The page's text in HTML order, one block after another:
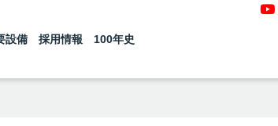
設備 採用情報 100年史